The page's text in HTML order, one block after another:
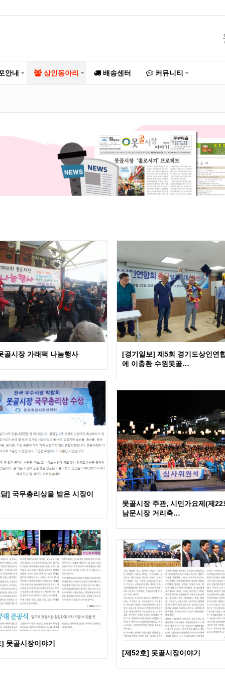
안내 상인동아리 배송센터 커뮤니티
골시장 가래떡 나눔행사
[경기일보] 제5회 경기도상인연
에 이충환 수원못골…
] 국무총리상을 받은 시장이
못골시장 주관, 시민가요제(제22
남문시장 거리축…
못골시장이야기
[제52호] 못골시장이야기